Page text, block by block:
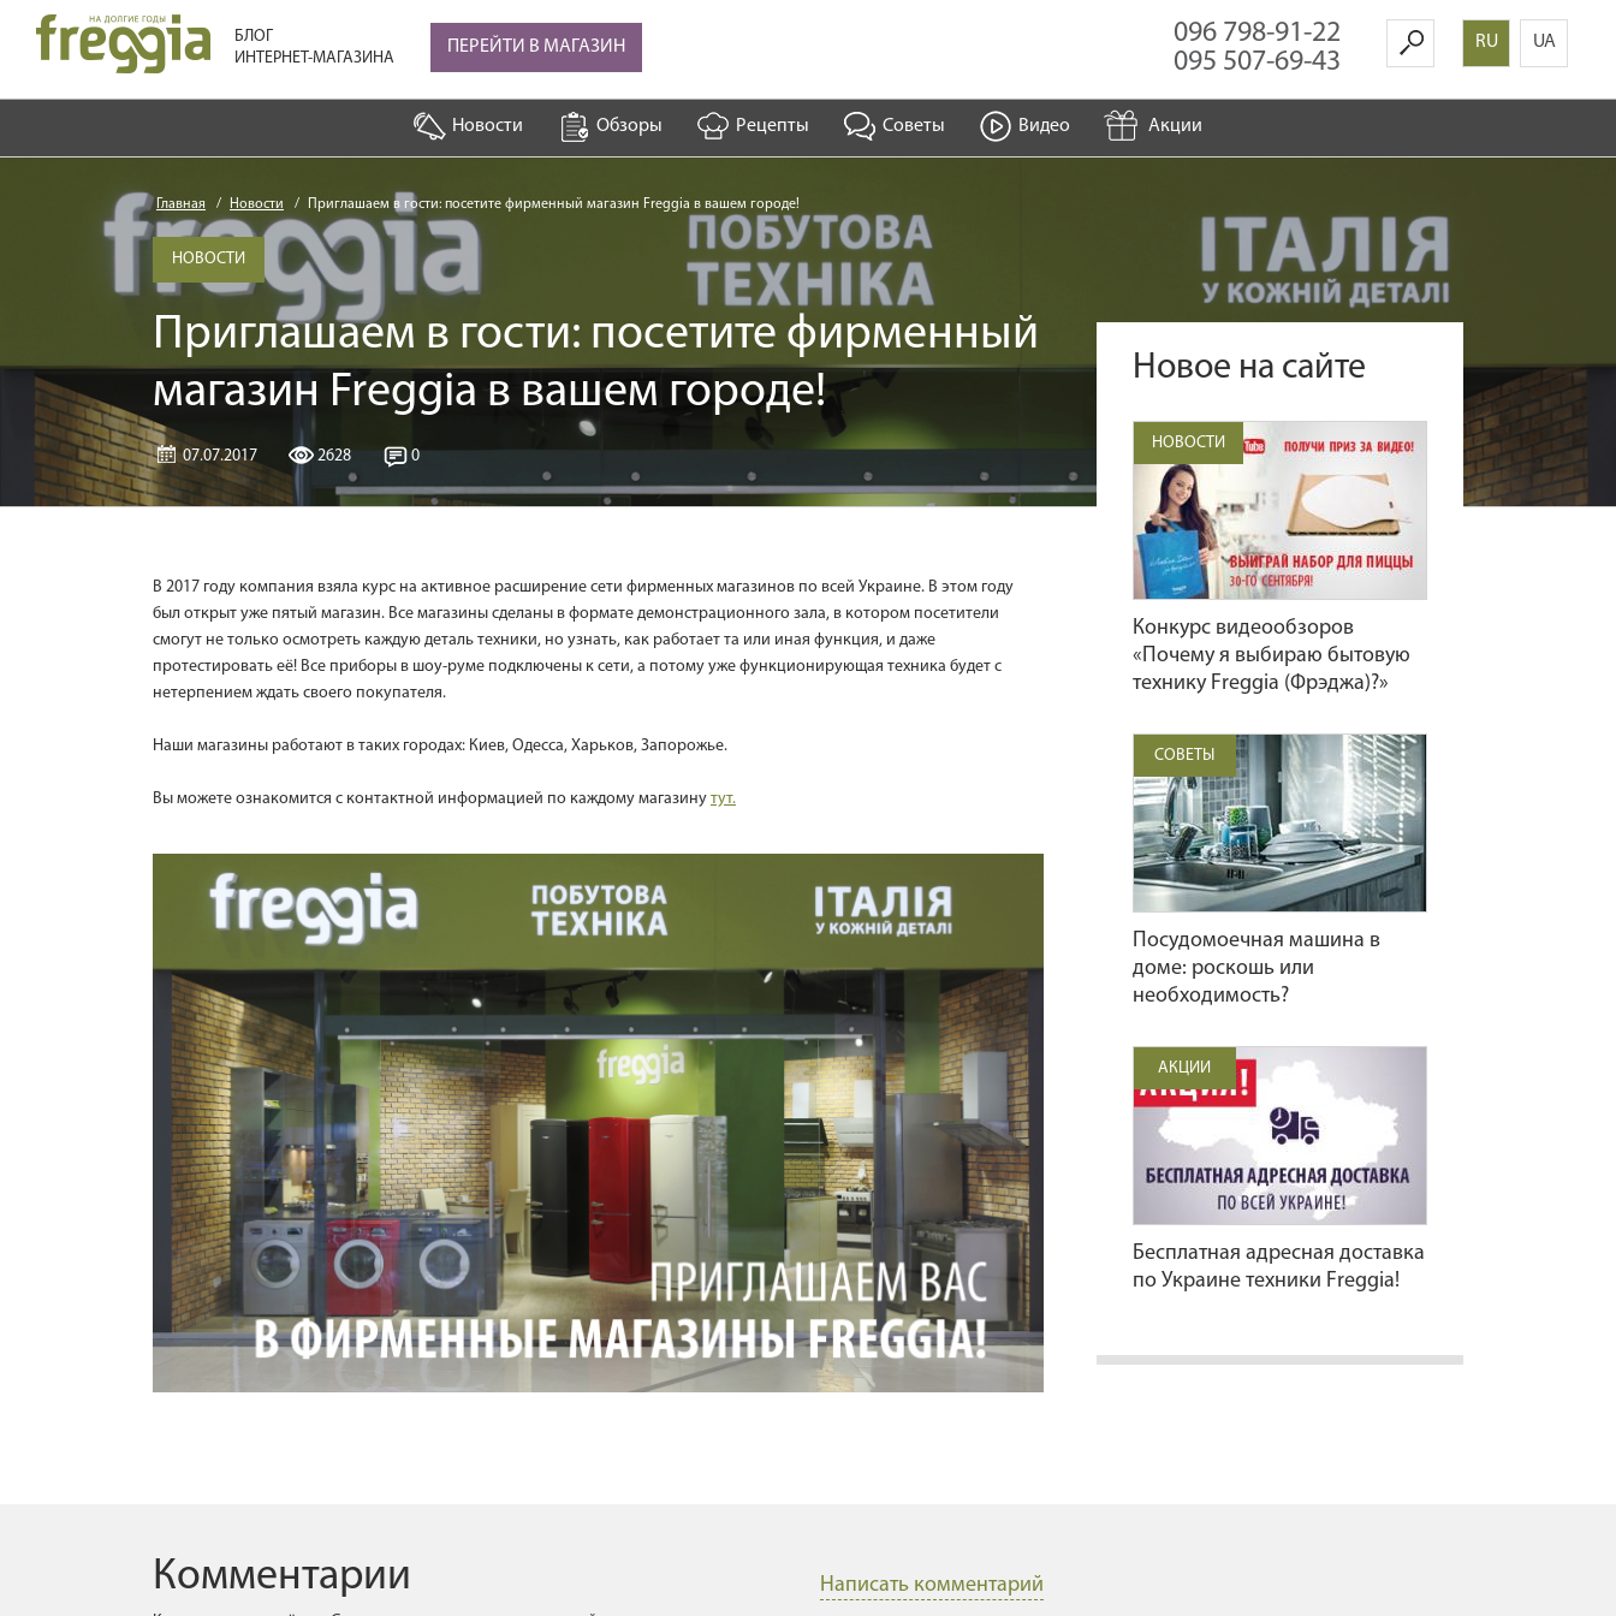
БЛОГ
ИНТЕРНЕТ-МАГАЗИНА
ПЕРЕЙТИ В МАГАЗИН
096 798-91-22
095 507-69-43
RU UA
Новости Обзоры Рецепты Советы Видео Акции
Главная Новости Приглашаем в гости: посетите фирменный магазин Freggia в вашем городе!
НОВОСТИ
Приглашаем в гости: посетите фирменный
магазин Freggia в вашем городе!
07.07.2017 2628 0
В 2017 году компания взяла курс на активное расширение сети фирменных магазинов по всей Украине. В этом году
был открыт уже пятый магазин. Все магазины сделаны в формате демонстрационного зала, в котором посетители
смогут не только осмотреть каждую деталь техники, но узнать, как работает та или иная функция, и даже
протестировать её! Все приборы в шоу-руме подключены к сети, а потому уже функционирующая техника будет с
нетерпением ждать своего покупателя.
Наши магазины работают в таких городах: Киев, Одесса, Харьков, Запорожье.
Вы можете ознакомится с контактной информацией по каждому магазину тут.
Новое на сайте
НОВОСТИ
Конкурс видеообзоров
«Почему я выбираю бытовую
технику Freggia (Фрэджа)?»
СОВЕТЫ
Посудомоечная машина в
доме: роскошь или
необходимость?
АКЦИИ
Бесплатная адресная доставка
по Украине техники Freggia!
Комментарии Написать комментарий